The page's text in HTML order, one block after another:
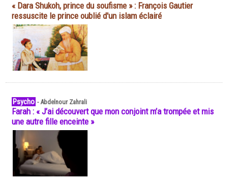
« Dara Shukoh, prince du soufisme » : François Gautier
ressuscite le prince oublié d'un islam éclairé
Psycho -Abdelnour Zahrali
Farah : « J’ai découvert que mon conjoint m’a trompée et mis
une autre fille enceinte »